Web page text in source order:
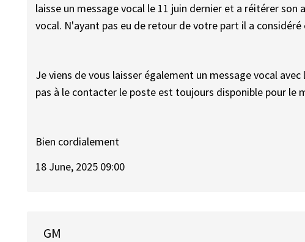
laisse un message vocal le 11 juin dernier et a réitérer son
vocal. N'ayant pas eu de retour de votre part il a
Je viens de vous laisser également un message vocal
pas à le contacter le poste est toujours disponible pour le
Bien cordialement
18 June, 2025 09:00
GM